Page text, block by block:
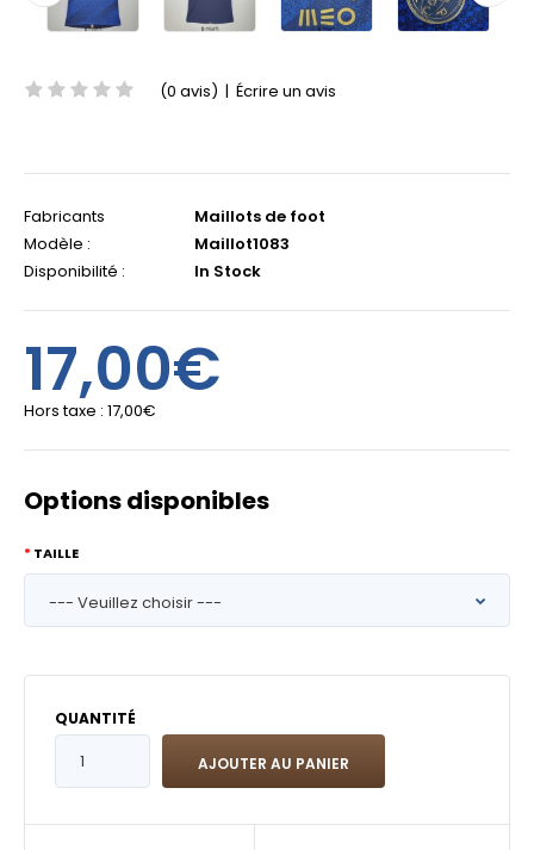
(0 avis) | Écrire un avis
Fabricants
Maillots de foot
Modèle :
Maillot1083
Disponibilité :
In Stock
17,00€
Hors taxe : 17,00€
Options disponibles
TAILLE
QUANTITÉ